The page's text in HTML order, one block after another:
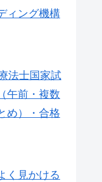
ィング機構
法士国家試
午前・複数
め）・合格
く見かける